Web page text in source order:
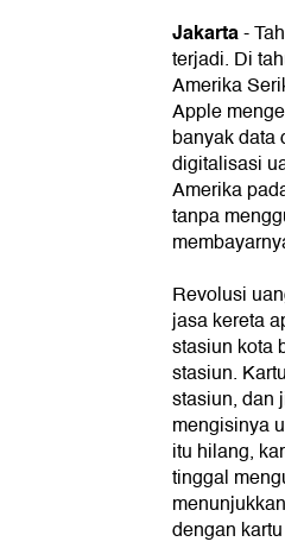
Jakarta-
terjadi. Di
Amerika
Apple
banyak data
digitalisasi
Amerika
tanpa
Revolusi
jasa kereta
stasiun kota
stasiun.
stasiun, dan
mengisinya
itu hilang,
tinggal
dengan